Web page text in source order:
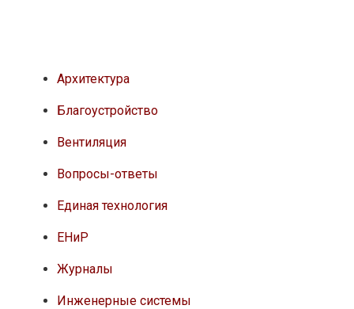
Архитектура
Благоустройство
Вентиляция
Вопросы-ответы
Единая технология
ЕНиР
Журналы
Инженерные системы